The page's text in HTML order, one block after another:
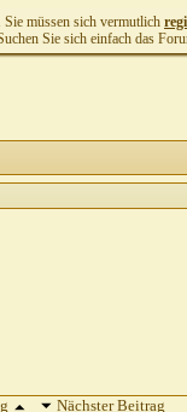
Sie müssen sich vermutlich
Sie sich einfach das
Nächster Beitrag